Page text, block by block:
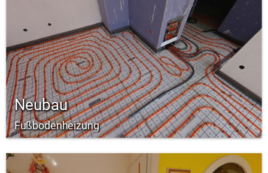
Neubau
Fußbodenheizung